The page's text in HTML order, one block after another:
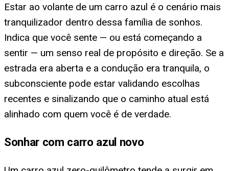
Estar ao volante de um carro azul é o cenário mais
tranquilizador dentro dessa família de sonhos.
Indica que você sente — ou está começando a
sentir — um senso real de propósito e direção. Se a
estrada era aberta e a condução era tranquila, o
subconsciente pode estar validando escolhas
recentes e sinalizando que o caminho atual está
alinhado com quem você é de verdade.
Sonhar com carro azul novo